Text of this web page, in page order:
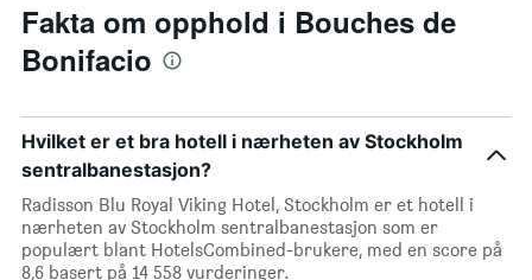
Fakta om opphold i Bouches de
Bonifacio
Hvilket er et bra hotell i nærheten av Stockholm
sentralbanestasjon?
Radisson Blu Royal Viking Hotel, Stockholm er et hotell i
nærheten av Stockholm sentralbanestasjon som er
populært blant HotelsCombined-brukere, med en score på
8,6 basert på 14 558 vurderinger.